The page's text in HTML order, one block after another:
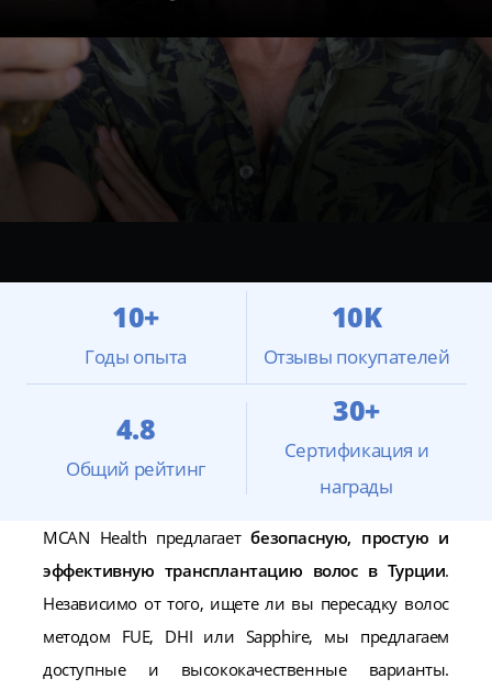
10+
Годы опыта
10K
Отзывы покупателей
4.8
Общий рейтинг
30+
Сертификация и
награды
MCAN Health предлагаетбезопасную, простую и
эффективную трансплантацию волос в Турции.
Независимо от того, ищете ли вы пересадку волос
методом FUE, DHI или Sapphire, мы предлагаем
доступные и высококачественные варианты.